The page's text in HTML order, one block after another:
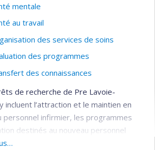
avancée
mentale
au travail
des services de soins
des programmes
des connaissances
de recherche de Pre Lavoie-
incluent l’attraction et le maintien en
personnel infirmier, les programmes
destinés au nouveau personnel
l’organisation des soins et du travail, la